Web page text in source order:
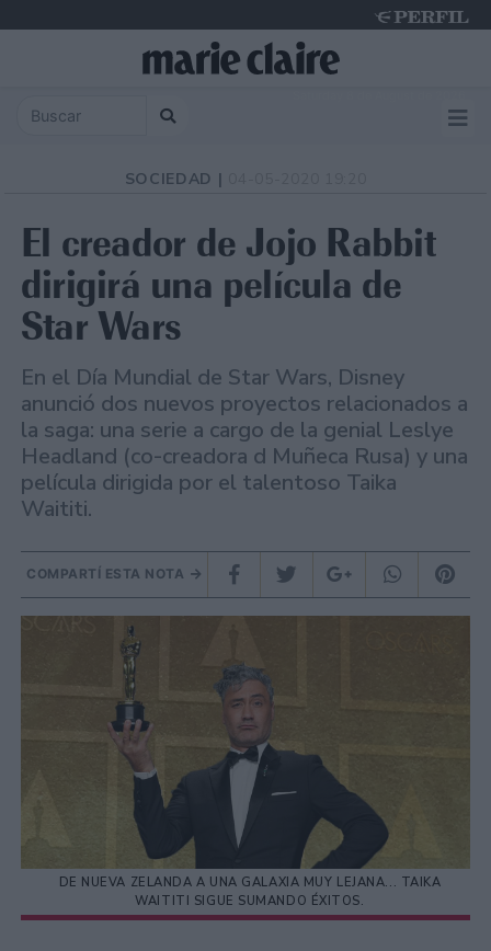
SOCIEDAD |
El creador de Jojo Rabbit
dirigirá una película de
Star Wars
En el Día Mundial de Star Wars, Disney
anunció dos nuevos proyectos relacionados a
la saga: una serie a cargo de la genial Leslye
Headland (co-creadora d Muñeca Rusa) y una
película dirigida por el talentoso Taika
Waititi.
COMPARTÍ ESTA NOTA
DE NUEVA ZELANDA A UNA GALAXIA MUY LEJANA... TAIKA
WAITITI SIGUE SUMANDO ÉXITOS.